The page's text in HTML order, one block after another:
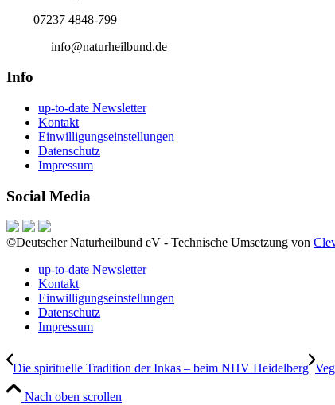
07237 4848-799
info@naturheilbund.de
Info
up-to-date Newsletter
Kontakt
Einwilligungseinstellungen
Datenschutz
Impressum
Social Media
©Deutscher Naturheilbund eV - Technische Umsetzung von
up-to-date Newsletter
Kontakt
Einwilligungseinstellungen
Datenschutz
Impressum
Die spirituelle Tradition der Inkas – beim NHV Heidelberg
Nach oben scrollen